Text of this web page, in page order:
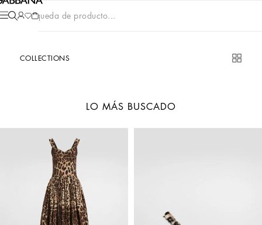
Búsqueda de producto...
COLLECTIONS
LO MÁS BUSCADO